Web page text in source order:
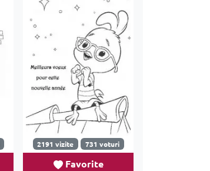
2191 vizite 731 voturi
Favorite